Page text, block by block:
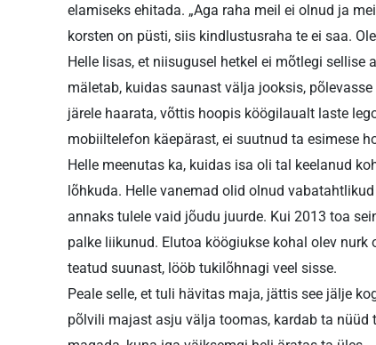
elamiseks ehitada. „Aga raha meil ei olnud ja
korsten on püsti, siis kindlustusraha te ei saa.
Helle lisas, et niisugusel hetkel ei mõtlegi sellise
mäletab, kuidas saunast välja jooksis,
järele haarata, võttis hoopis köögilaualt laste
mobiiltelefon käepärast, ei suutnud ta esimese
Helle meenutas ka, kuidas isa oli tal keelanud
lõhkuda. Helle vanemad olid olnud
annaks tulele vaid jõudu juurde. Kui 2013 toa
palke liikunud. Elutoa köögiukse kohal olev
teatud suunast, lööb tukilõhnagi veel sisse.
Peale selle, et tuli hävitas maja, jättis see jälje
põlvili majast asju välja toomas, kardab ta